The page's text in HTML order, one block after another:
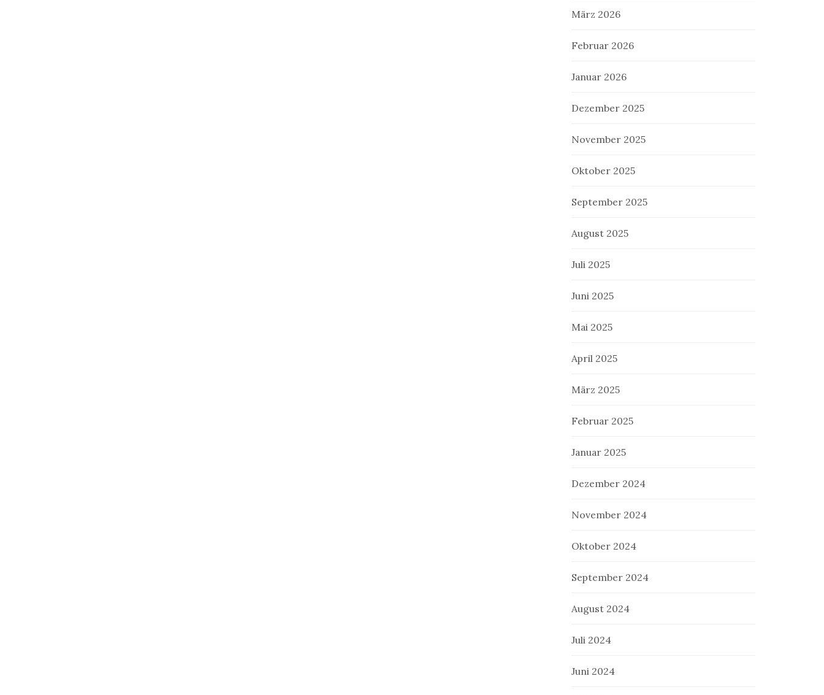
März 2026
Februar 2026
Januar 2026
Dezember 2025
November 2025
Oktober 2025
September 2025
August 2025
Juli 2025
Juni 2025
Mai 2025
April 2025
März 2025
Februar 2025
Januar 2025
Dezember 2024
November 2024
Oktober 2024
September 2024
August 2024
Juli 2024
Juni 2024